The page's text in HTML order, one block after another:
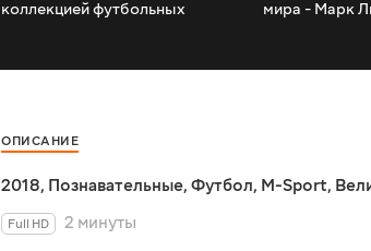
коллекцией футбольных
мира - Марк
ОПИСАНИЕ
2018, Познавательные, Футбол, M-Sport,
Full HD
2 минуты